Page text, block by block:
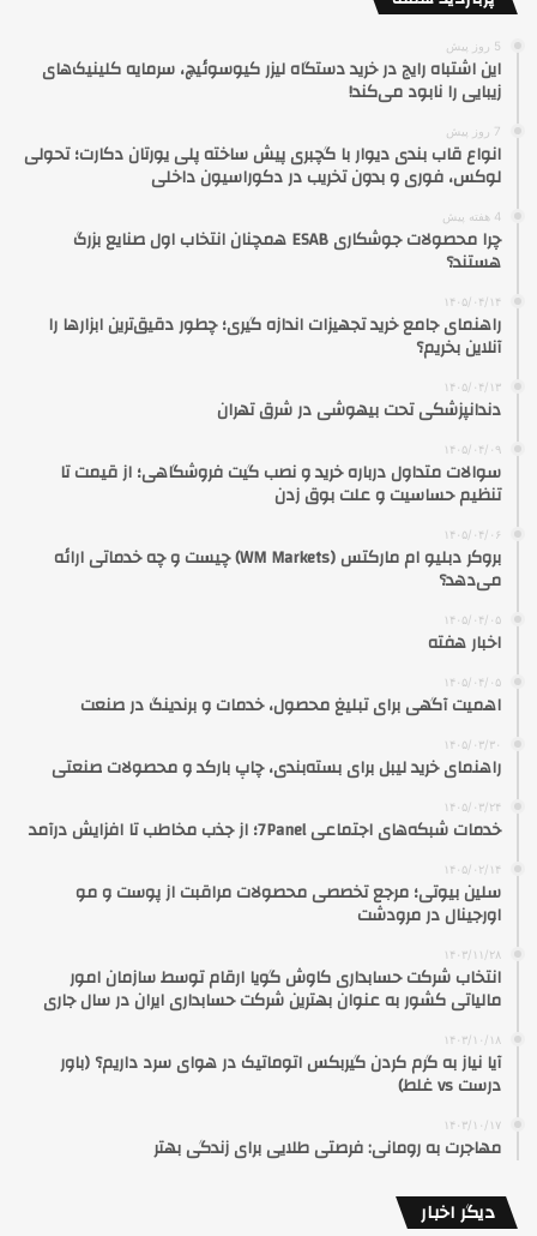
5 روز پیش
این اشتباه رایج در خرید دستگاه لیزر کیوسوئیچ، سرمایه کلینیک‌های
زیبایی را نابود می‌کند!
7 روز پیش
انواع قاب بندی دیوار با گچبری پیش ساخته پلی یورتان دکارت؛ تحولی
لوکس، فوری و بدون تخریب در دکوراسیون داخلی
4 هفته پیش
چرا محصولات جوشکاری ESAB همچنان انتخاب اول صنایع بزرگ
هستند؟
۱۴۰۵/۰۴/۱۴
راهنمای جامع خرید تجهیزات اندازه گیری؛ چطور دقیق‌ترین ابزارها را
آنلاین بخریم؟
۱۴۰۵/۰۴/۱۳
دندانپزشکی تحت بیهوشی در شرق تهران
۱۴۰۵/۰۴/۰۹
سوالات متداول درباره خرید و نصب گیت فروشگاهی؛ از قیمت تا
تنظیم حساسیت و علت بوق زدن
۱۴۰۵/۰۴/۰۶
بروکر دبلیو ام مارکتس (WM Markets) چیست و چه خدماتی ارائه
می‌دهد؟
۱۴۰۵/۰۴/۰۵
اخبار هفته
۱۴۰۵/۰۴/۰۵
اهمیت آگهی برای تبلیغ محصول، خدمات و برندینگ در صنعت
۱۴۰۵/۰۳/۳۰
راهنمای خرید لیبل برای بسته‌بندی، چاپ بارکد و محصولات صنعتی
۱۴۰۵/۰۳/۲۴
خدمات شبکه‌های اجتماعی 7Panel؛ از جذب مخاطب تا افزایش درآمد
۱۴۰۵/۰۲/۱۴
سلین بیوتی؛ مرجع تخصصی محصولات مراقبت از پوست و مو
اورجینال در مرودشت
۱۴۰۳/۱۱/۲۸
انتخاب شرکت حسابداری کاوش گویا ارقام توسط سازمان امور
مالیاتی کشور به عنوان بهترین شرکت حسابداری ایران در سال جاری
۱۴۰۳/۱۰/۱۸
آیا نیاز به گرم کردن گیربکس اتوماتیک در هوای سرد داریم؟ (باور
درست vs غلط)
۱۴۰۳/۱۰/۱۷
مهاجرت به رومانی: فرصتی طلایی برای زندگی بهتر
دیگر اخبار